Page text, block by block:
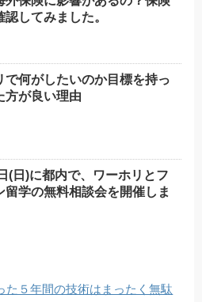
認してみました。
で何がしたいのか目標を持っ
方が良い理由
(日)に都内で、ワーホリとフ
留学の無料相談会を開催しま
た５年間の技術はまったく無駄